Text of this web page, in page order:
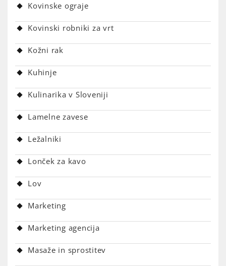
Kovinske ograje
Kovinski robniki za vrt
Kožni rak
Kuhinje
Kulinarika v Sloveniji
Lamelne zavese
Ležalniki
Lonček za kavo
Lov
Marketing
Marketing agencija
Masaže in sprostitev